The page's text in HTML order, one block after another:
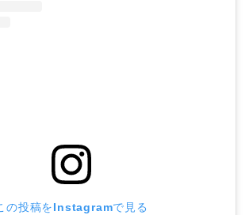
の投稿をInstagramで見る